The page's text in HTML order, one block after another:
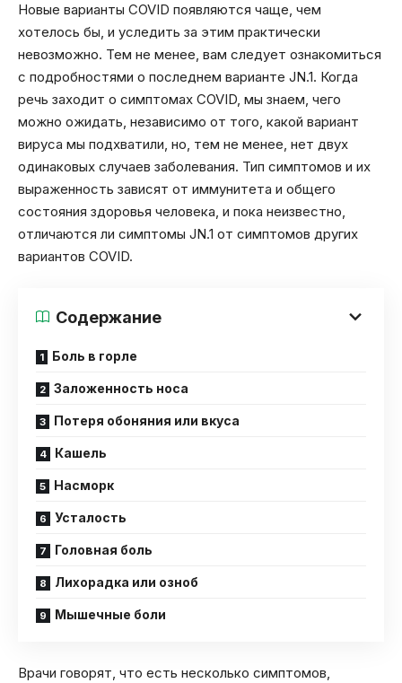
Новые варианты COVID появляются чаще, чем
хотелось бы, и уследить за этим практически
невозможно. Тем не менее, вам следует ознакомиться
с подробностями о последнем варианте JN.1. Когда
речь заходит о симптомах COVID, мы знаем, чего
можно ожидать, независимо от того, какой вариант
вируса мы подхватили, но, тем не менее, нет двух
одинаковых случаев заболевания. Тип симптомов и их
выраженность зависят от иммунитета и общего
состояния здоровья человека, и пока неизвестно,
отличаются ли симптомы JN.1 от симптомов других
вариантов COVID.
Содержание
Боль в горле
Заложенность носа
Потеря обоняния или вкуса
Кашель
Насморк
Усталость
Головная боль
Лихорадка или озноб
Мышечные боли
Врачи говорят, что есть несколько симптомов,